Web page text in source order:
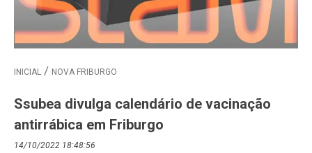
INICIAL NOVA FRIBURGO
Ssubea divulga calendário de vacinação
antirrábica em Friburgo
14/10/2022 18:48:56